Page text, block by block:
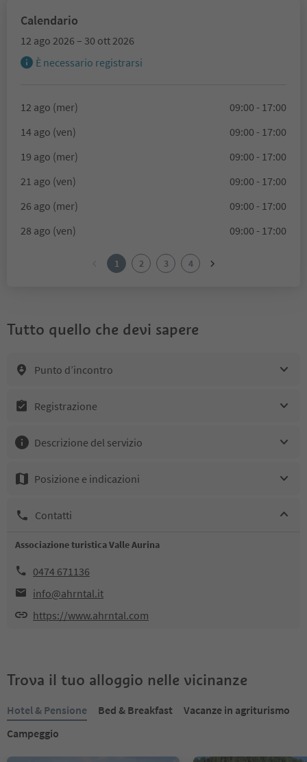
Calendario
12 ago 2026 – 30 ott 2026
È necessario registrarsi
12 ago (mer)
09:00 - 17:00
14 ago (ven)
09:00 - 17:00
19 ago (mer)
09:00 - 17:00
21 ago (ven)
09:00 - 17:00
26 ago (mer)
09:00 - 17:00
28 ago (ven)
09:00 - 17:00
1 2 3 4
Tutto quello che devi sapere
Punto d’incontro
Registrazione
Descrizione del servizio
Posizione e indicazioni
Contatti
Associazione turistica Valle Aurina
0474 671136
info@ahrntal.it
https://www.ahrntal.com
Trova il tuo alloggio nelle vicinanze
Hotel & Pensione Bed & Breakfast
Vacanze in agriturismo
Campeggio